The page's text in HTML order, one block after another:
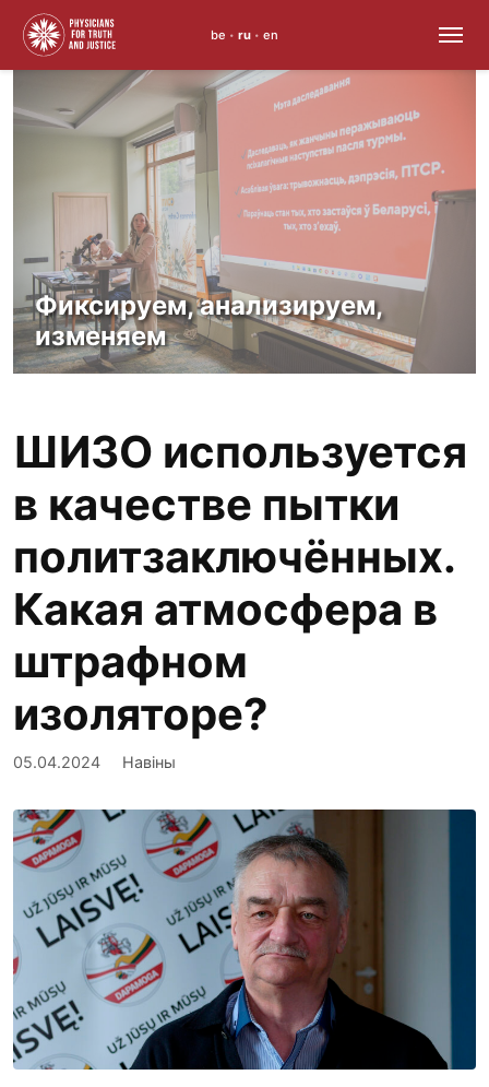
to
content
be • ru • en
Фиксируем, анализируем,
изменяем
ШИЗО используется
в качестве пытки
политзаключённых.
Какая атмосфера в
штрафном
изоляторе?
05.04.2024 Навіны